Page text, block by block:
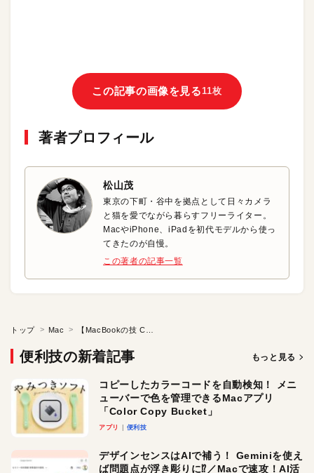
この記事の画像を見る11枚
著者プロフィール
松山茂
東京の下町・谷中を拠点として日々カメラ
と猫を愛でながら暮らすフリーライター。
MacやiPhone、iPadを初代モデルから使っ
てきたのが自慢。
この著者の記事一覧
トップ Mac
便利技の新着記事 もっと見る
コピーしたカラーコードを自動検知！ メニ
ューバーで色を管理できるMacアプリ
「Color Copy Bucket」
アプリ 便利技
デザインセンスはAIで補う！ Geminiを使え
ば問題点が浮き彫りに⁉︎／Macで速攻！AI活